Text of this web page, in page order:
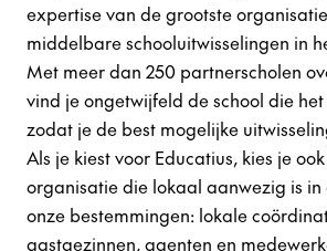
expertise van de grootste
middelbare schooluitwisselingen in
Met meer dan 250 partnerscholen
vind je ongetwijfeld de school die
zodat je de best mogelijke
Als je kiest voor Educatius, kies je
organisatie die lokaal aanwezig is in
onze bestemmingen: lokale
gastgezinnen, agenten en